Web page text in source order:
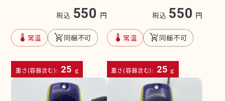
税込 550 円
device_thermostat 常温 remove_shopping_cart同梱不可
重さ(容器含む): 25 g
税込 550 円
device_thermostat 常温 remove_shopping_cart同梱不可
重さ(容器含む): 25 g